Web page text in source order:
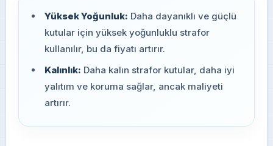
Yüksek Yoğunluk: Daha dayanıklı ve güçlü
kutular için yüksek yoğunluklu strafor
kullanılır, bu da fiyatı artırır.
Kalınlık: Daha kalın strafor kutular, daha iyi
yalıtım ve koruma sağlar, ancak maliyeti
artırır.